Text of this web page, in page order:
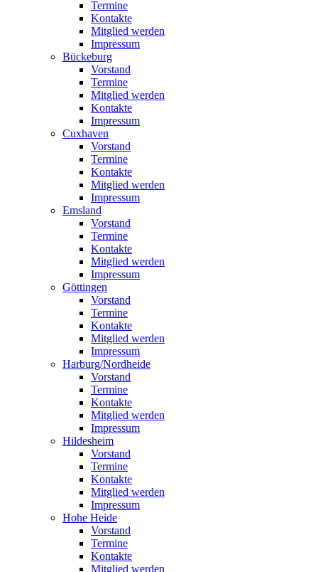
Termine
Kontakte
Mitglied werden
Impressum
Bückeburg
Vorstand
Termine
Mitglied werden
Kontakte
Impressum
Cuxhaven
Vorstand
Termine
Kontakte
Mitglied werden
Impressum
Emsland
Vorstand
Termine
Kontakte
Mitglied werden
Impressum
Göttingen
Vorstand
Termine
Kontakte
Mitglied werden
Impressum
Harburg/Nordheide
Vorstand
Termine
Kontakte
Mitglied werden
Impressum
Hildesheim
Vorstand
Termine
Kontakte
Mitglied werden
Impressum
Hohe Heide
Vorstand
Termine
Kontakte
Mitglied werden